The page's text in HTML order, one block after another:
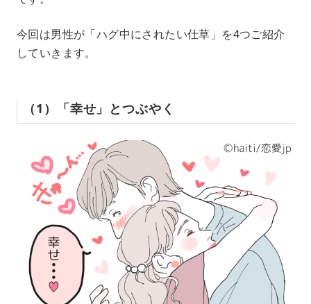
今回は男性が「ハグ中にされたい仕草」を4つご紹介
していきます。
（1）「幸せ」とつぶやく